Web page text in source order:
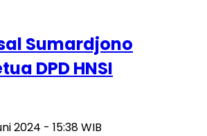
Sumardjono
DPD HNSI
2024 - 15:38 WIB